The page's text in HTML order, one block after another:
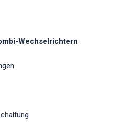
Wechselrichtern